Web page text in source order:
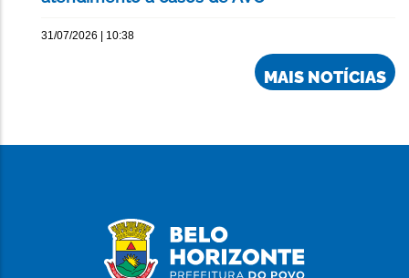
31/07/2026 | 10:38
MAIS NOTÍCIAS